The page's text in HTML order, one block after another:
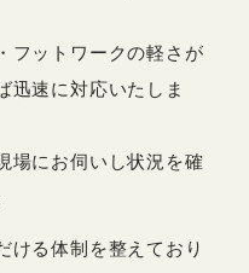
フットワークの軽さが
迅速に対応いたしま
場にお伺いし状況を確
ける体制を整えており